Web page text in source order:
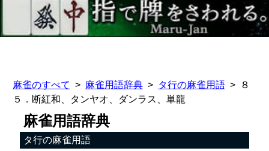
麻雀のすべて 麻雀用語辞典 タ行の麻雀用語
８
５．断紅和、タンヤオ、ダンラス、単龍
麻雀用語辞典
タ行の麻雀用語